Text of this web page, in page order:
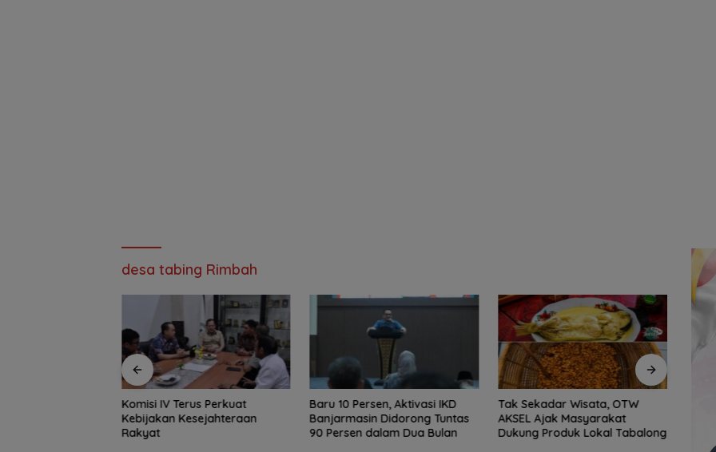
desa tabing Rimbah
Baru 10 Persen, Aktivasi IKD
Banjarmasin Didorong Tuntas
90 Persen dalam Dua Bulan
Tak Sekadar Wisata, OTW
AKSEL Ajak Masyarakat
Dukung Produk Lokal Tabalong
DPRD Balangan Manfaatkan
Podcast untuk Perluas
Informasi dan Serap Aspirasi